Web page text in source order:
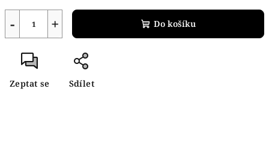
+
− Do košíku
Zeptat se Sdílet